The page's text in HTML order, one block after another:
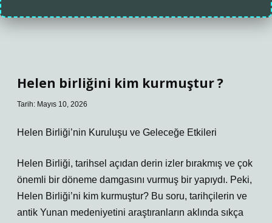
Helen birliğini kim kurmuştur ?
Tarih: Mayıs 10, 2026
Helen Birliği’nin Kuruluşu ve Geleceğe Etkileri
Helen Birliği, tarihsel açıdan derin izler bırakmış ve çok
önemli bir döneme damgasını vurmuş bir yapıydı. Peki,
Helen Birliği’ni kim kurmuştur? Bu soru, tarihçilerin ve
antik Yunan medeniyetini araştıranların aklında sıkça